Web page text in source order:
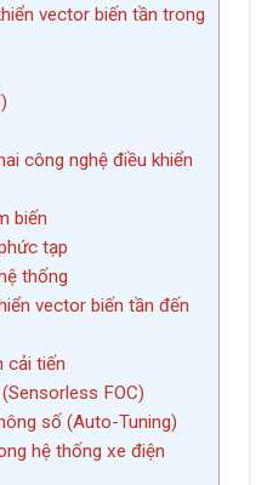
vector biến tần trong
công nghệ điều khiển
biến
tạp
thống
vector biến tần đến
cải tiến
FOC)
số (Auto-Tuning)
hệ thống xe điện